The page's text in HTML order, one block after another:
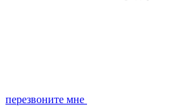
перезвоните мне